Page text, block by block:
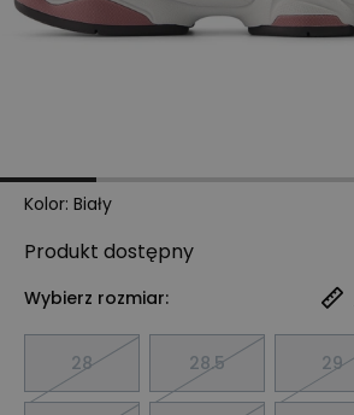
Kolor: Biały
Produkt dostępny
Wybierz rozmiar:
28 28.5 29